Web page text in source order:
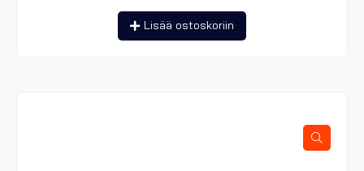
Lisää ostoskoriin